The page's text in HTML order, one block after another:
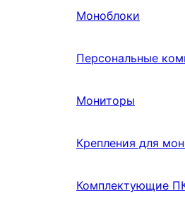
Моноблоки
Персональные
Мониторы
Крепления для
Комплектующие